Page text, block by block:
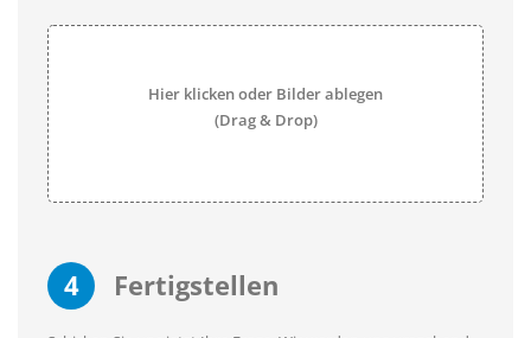
Hier klicken oder Bilder ablegen
(Drag & Drop)
4 Fertigstellen